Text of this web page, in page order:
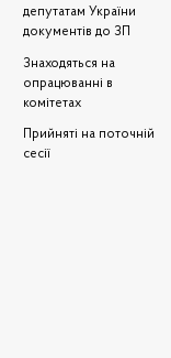
депутатам України
документів до ЗП
Знаходяться на
опрацюванні в
комітетах
Прийняті на поточній
сесії